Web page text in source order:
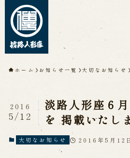
トップページ
淡路人形座について
淡路人形座とは
座員紹介
人間国宝 故鶴澤友路師匠
淡路人形座の成り立ち
淡路人形座で研修した人々
淡路人形浄瑠璃を受け継い
ホーム お知らせ一覧 大切なお知らせ
淡路人形座６
を 掲載いたし
2016
5/12
大切なお知らせ 2016年5月12